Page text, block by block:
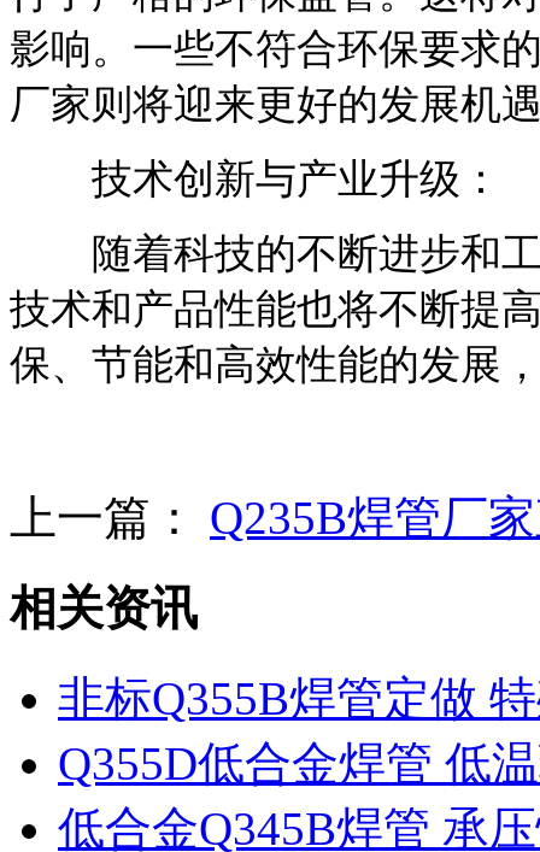
影响。一些不符合环保要求
厂家则将迎来更好的发展机
技术创新与产业升级：
随着科技的不断进步和工
技术和产品性能也将不断提
保、节能和高效性能的发展
上一篇： Q235B焊管厂
相关资讯
非标Q355B焊管定做
Q355D低合金焊管 低
低合金Q345B焊管 承